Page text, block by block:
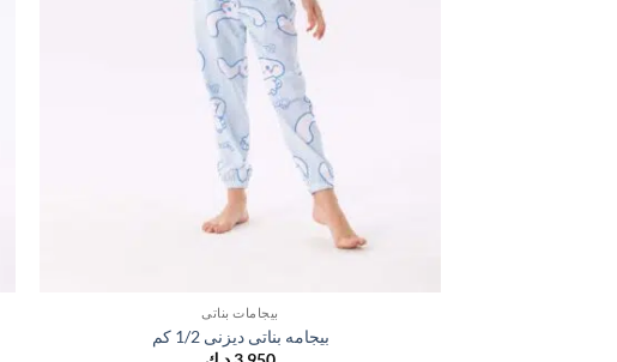
بيجامات بناتي
بيجامه بناتى ديزنى 1/2 كم